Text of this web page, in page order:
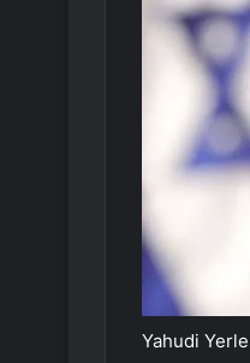
Yahudi